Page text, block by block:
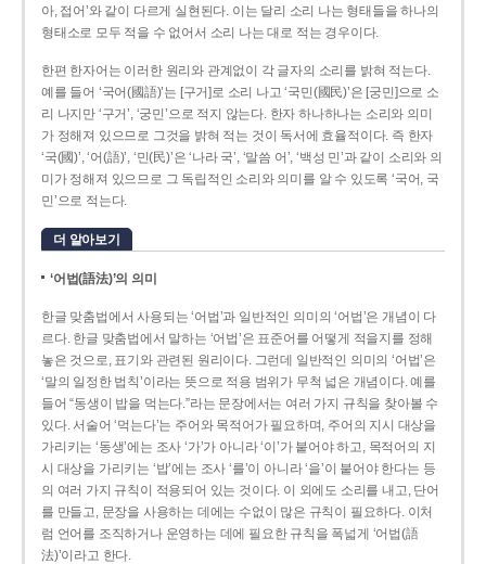
아, 접어’와 같이 다르게 실현된다. 이는 달리 소리 나는 형태들을 하나의
형태소로 모두 적을 수 없어서 소리 나는 대로 적는 경우이다.
한편 한자어는 이러한 원리와 관계없이 각 글자의 소리를 밝혀 적는다.
예를 들어 ‘국어(國語)’는 [구거]로 소리 나고 ‘국민(國民)’은 [궁민]으로 소
리 나지만 ‘구거’, ‘궁민’으로 적지 않는다. 한자 하나하나는 소리와 의미
가 정해져 있으므로 그것을 밝혀 적는 것이 독서에 효율적이다. 즉 한자
‘국(國)’, ‘어(語)’, ‘민(民)’은 ‘나라 국’, ‘말씀 어’, ‘백성 민’과 같이 소리와 의
미가 정해져 있으므로 그 독립적인 소리와 의미를 알 수 있도록 ‘국어, 국
민’으로 적는다.
더 알아보기
‘어법(語法)’의 의미
한글 맞춤법에서 사용되는 ‘어법’과 일반적인 의미의 ‘어법’은 개념이 다
르다. 한글 맞춤법에서 말하는 ‘어법’은 표준어를 어떻게 적을지를 정해
놓은 것으로, 표기와 관련된 원리이다. 그런데 일반적인 의미의 ‘어법’은
‘말의 일정한 법칙’이라는 뜻으로 적용 범위가 무척 넓은 개념이다. 예를
들어 “동생이 밥을 먹는다.”라는 문장에서는 여러 가지 규칙을 찾아볼 수
있다. 서술어 ‘먹는다’는 주어와 목적어가 필요하며, 주어의 지시 대상을
가리키는 ‘동생’에는 조사 ‘가’가 아니라 ‘이’가 붙어야 하고, 목적어의 지
시 대상을 가리키는 ‘밥’에는 조사 ‘를’이 아니라 ‘을’이 붙어야 한다는 등
의 여러 가지 규칙이 적용되어 있는 것이다. 이 외에도 소리를 내고, 단어
를 만들고, 문장을 사용하는 데에는 수없이 많은 규칙이 필요하다. 이처
럼 언어를 조직하거나 운영하는 데에 필요한 규칙을 폭넓게 ‘어법(語
法)’이라고 한다.